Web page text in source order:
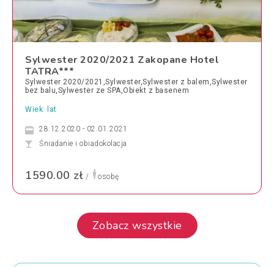
Sylwester 2020/2021 Zakopane Hotel
TATRA***
Sylwester 2020/2021,Sylwester,Sylwester z balem,Sylwester
bez balu,Sylwester ze SPA,Obiekt z basenem
Wiek: lat
28.12.2020 - 02.01.2021
Śniadanie i obiadokolacja
1590.00 zł / osobę
Zobacz wszystkie